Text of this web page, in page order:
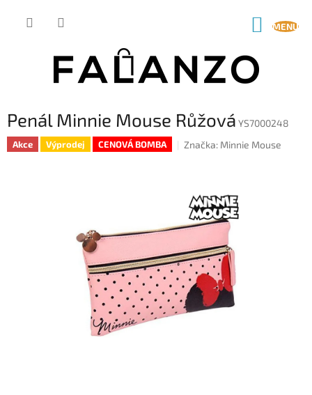
Penál Minnie Mouse Růžová YS7000248
Akce Výprodej CENOVÁ BOMBA Značka: Minnie Mouse